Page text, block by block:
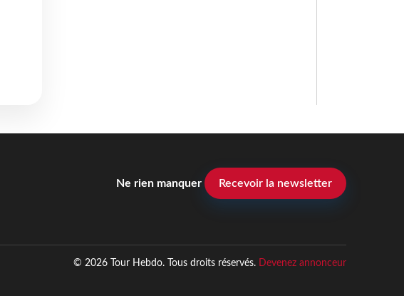
Ne rien manquer Recevoir la newsletter
© 2026 Tour Hebdo. Tous droits réservés. Devenez annonceur